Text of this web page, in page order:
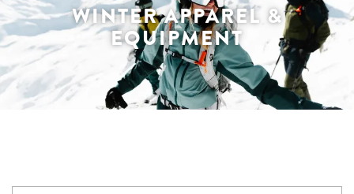
WINTER APPAREL &
EQUIPMENT